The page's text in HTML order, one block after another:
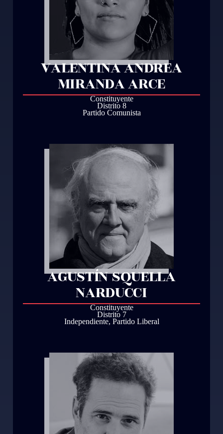
VALENTINA ANDREA
MIRANDA ARCE
Constituyente
Distrito 8
Partido Comunista
AGUSTÍN SQUELLA
NARDUCCI
Constituyente
Distrito 7
Independiente, Partido Liberal